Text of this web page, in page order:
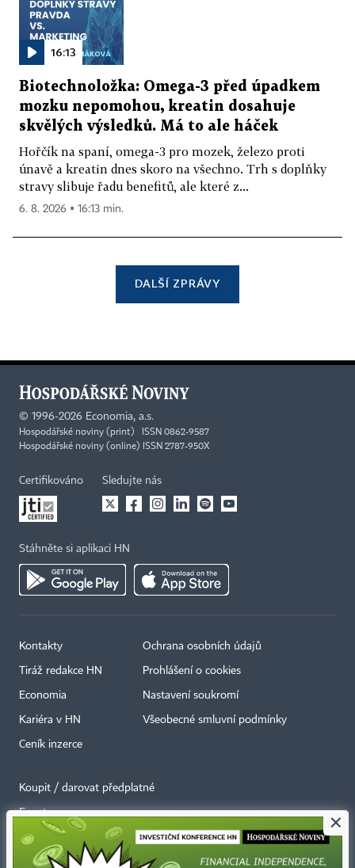
16:13
Biotechnoložka: Omega-3 před úpadkem
mozku nepomohou, kreatin dosahuje
skvělých výsledků. Má to ale háček
Hořčík na spaní, omega-3 pro mozek, železo proti
únavě a kreatin dnes skoro na všechno. Trh s doplňky
stravy slibuje řadu benefitů, ale které z...
6. 8. 2026 ▪ 16:13 min.
DALŠÍ ZPRÁVY
© 1996-2026 Economia, a.s.
Hospodářské noviny (print) ISSN 0862-9587
Hospodářské noviny (online) ISSN 2787-950X
Certifikováno Sledujte nás
Stáhněte si aplikaci HN
Kontakty
Tiráž redakce HN
Economia
Kariéra v HN
Ceník inzerce
Ochrana osobních údajů
Prohlášení o cookies
Nastavení soukromí
Všeobecné smluvní podmínky
Koupit / darovat předplatné
Eventy
Newslettery
RSS kanály
×